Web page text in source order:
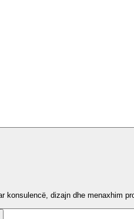
konsulencë, dizajn dhe menaxhim